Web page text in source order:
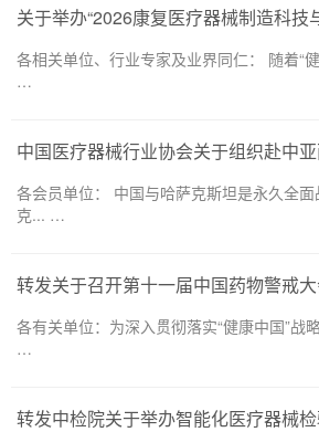
各相关单位、行业专家及业界同仁： 随着“
…
中国医疗器械行业协会关于组织赴中
各会员单位： 中国与哈萨克斯坦是永久全
克... …
各有关单位：为深入贯彻落实“健康中国”战
…